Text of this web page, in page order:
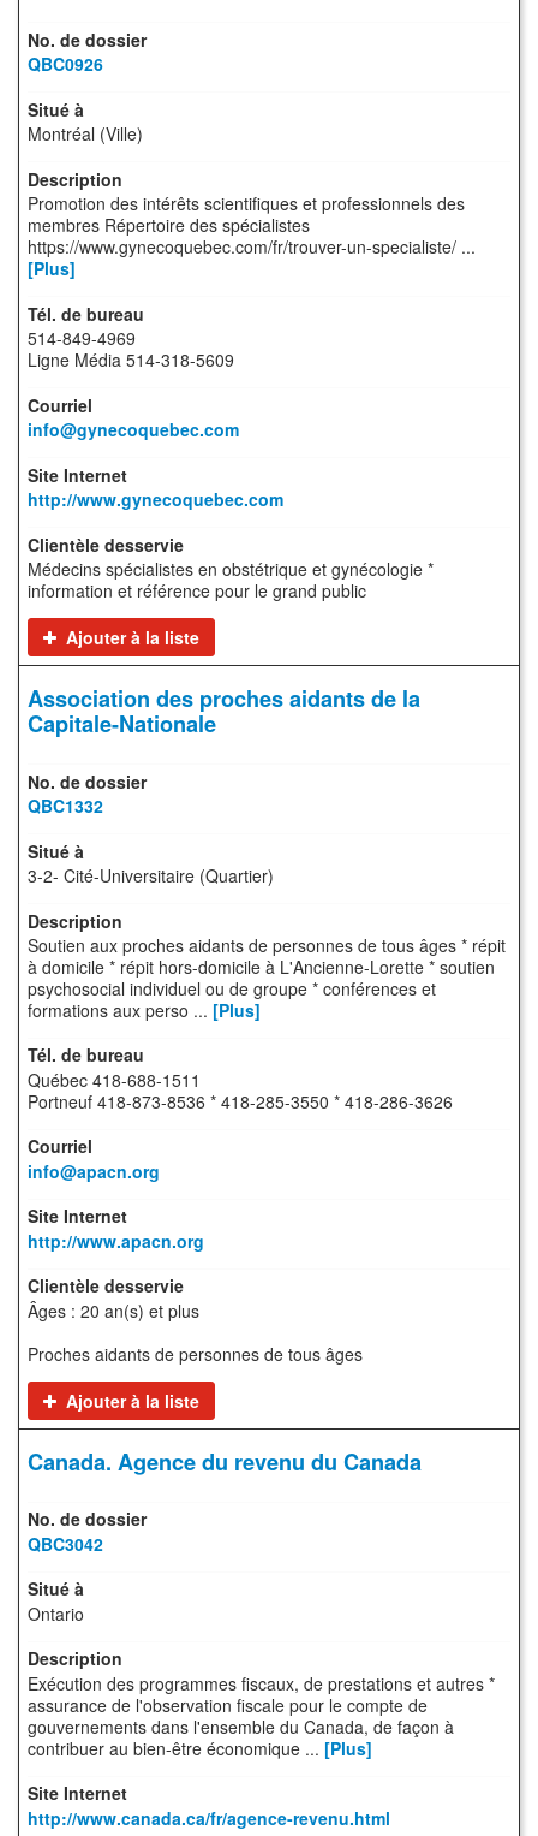
QBC0926
Montréal (Ville)
Promotion des intérêts scientifiques et professionnels des
membres Répertoire des spécialistes
https://www.gynecoquebec.com/fr/trouver-un-specialiste/ ...
[Plus]
514-849-4969
Ligne Média 514-318-5609
info@gynecoquebec.com
http://www.gynecoquebec.com
Médecins spécialistes en obstétrique et gynécologie *
information et référence pour le grand public
Ajouter à la liste
Association des proches aidants de la
Capitale-Nationale
QBC1332
3-2- Cité-Universitaire (Quartier)
Soutien aux proches aidants de personnes de tous âges * répit
à domicile * répit hors-domicile à L'Ancienne-Lorette * soutien
psychosocial individuel ou de groupe * conférences et
formations aux perso ... [Plus]
Québec 418-688-1511
Portneuf 418-873-8536 * 418-285-3550 * 418-286-3626
info@apacn.org
http://www.apacn.org
Âges : 20 an(s) et plus
Proches aidants de personnes de tous âges
Ajouter à la liste
Canada. Agence du revenu du Canada
QBC3042
Ontario
Exécution des programmes fiscaux, de prestations et autres *
assurance de l'observation fiscale pour le compte de
gouvernements dans l'ensemble du Canada, de façon à
contribuer au bien-être économique ... [Plus]
http://www.canada.ca/fr/agence-revenu.html